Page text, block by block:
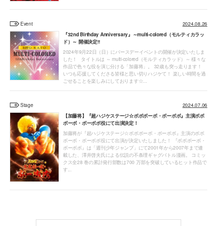
Event
2024.08.26
『32nd Birthday Anniversary』～multi-colored（モルティカラッ
ド）～ 開催決定‼
2024年9月22日（日）にバースデーイベントの開催が決定いたしま
した！ タイトルは ～ multi-colored（モルティカラッド）～ 様々な
作品で色々な役を演じ分ける「加藤将」。 32歳も突っ走ります！
いつも応援してくださる皆様と思い切りハジケて！ 楽しい時間を過
ごせることを楽しみにしております☆...
Stage
2024.07.06
【加藤将】『超ハジケステージ☆ボボボーボ・ボーボボ』主演ボボ
ボーボ・ボーボボ役にて出演決定！
加藤将が『超ハジケステージ☆ボボボーボ・ボーボボ』主演のボボ
ボーボ・ボーボボ役にて出演が決定いたしました！ 『ボボボーボ・
ボーボボ』は「週刊少年ジャンプ」にて2001年から2007年まで連
載した、澤井啓夫⽒による伝説の不条理ギャグバトル漫画。 コミッ
クス全28 巻の累計発⾏部数は700 万部を突破しているヒット作品で
す...